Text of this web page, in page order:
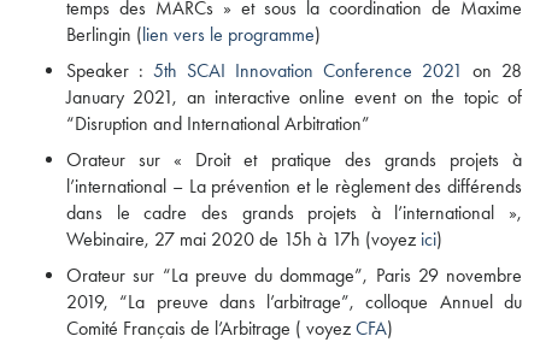
temps des MARCs » et sous la coordination de Maxime
Berlingin ( lien vers le programme)
Speaker : 5th SCAI Innovation Conference 2021 on 28
January 2021, an interactive online event on the topic of
“Disruption and International Arbitration”
Orateur sur « Droit et pratique des grands projets à
l’international – La prévention et le règlement des différends
dans le cadre des grands projets à l’international »,
Webinaire, 27 mai 2020 de 15h à 17h (voyez ici)
Orateur sur “La preuve du dommage”, Paris 29 novembre
2019, “La preuve dans l’arbitrage”, colloque Annuel du
Comité Français de l’Arbitrage ( voyez CFA)